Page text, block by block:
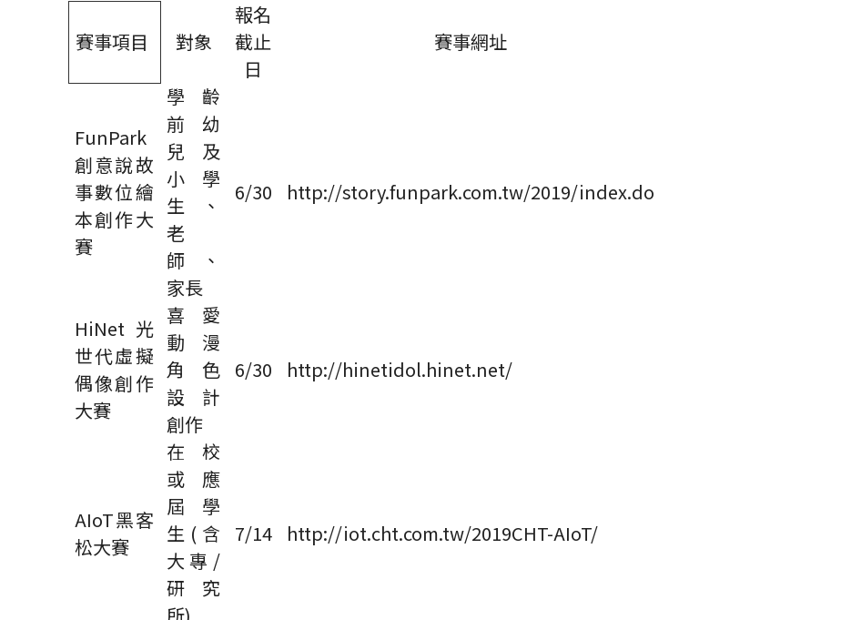
賽事項目 對象
報名
截止
日
賽事網址
FunPark
創意說故
事數位繪
本創作大
賽
學齡
前幼
兒及
小學
生、
老
師、
家長
6/30 http://story.funpark.com.tw/2019/index.do
HiNet 光
世代虛擬
偶像創作
大賽
喜愛
動漫
角色
設計
創作
6/30 http://hinetidol.hinet.net/
AIoT黑客
松大賽
在校
或應
屆學
生 (含
大專 /
研究
7/14 http://iot.cht.com.tw/2019CHT-AIoT/